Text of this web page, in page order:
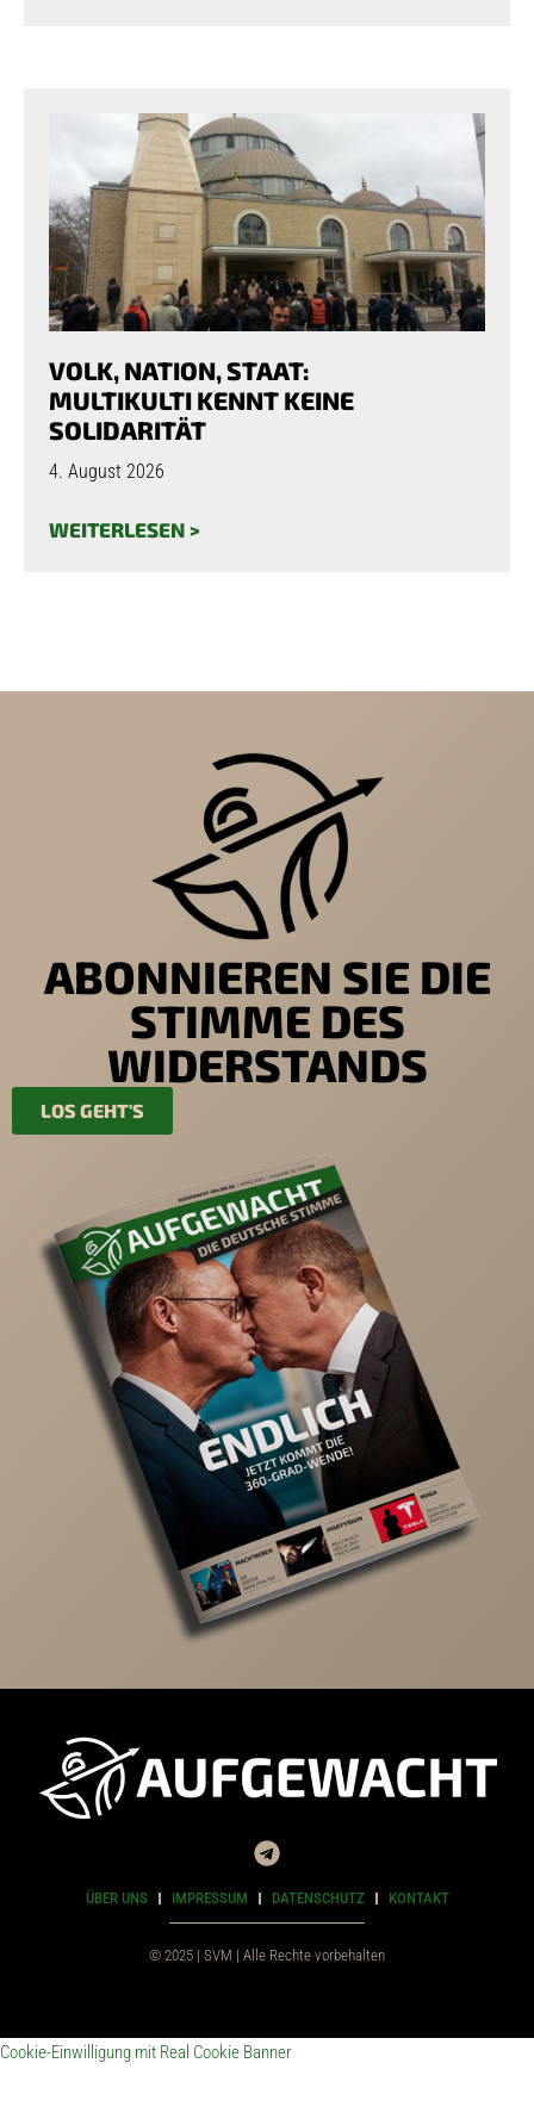
VOLK, NATION, STAAT:
MULTIKULTI KENNT KEINE
SOLIDARITÄT
4. August 2026
WEITERLESEN >
ABONNIEREN SIE DIE
STIMME DES
WIDERSTANDS
LOS GEHT'S
ÜBER UNS IMPRESSUM DATENSCHUTZ KONTAKT
© 2025 | SVM | Alle Rechte vorbehalten
Cookie-Einwilligung mit Real Cookie Banner